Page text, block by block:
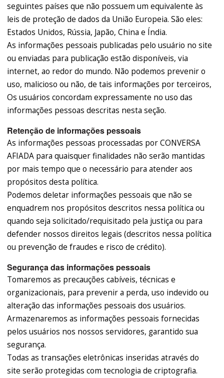
seguintes países que não possuem um equivalente às
leis de proteção de dados da União Europeia. São eles:
Estados Unidos, Rússia, Japão, China e Índia.
As informações pessoais publicadas pelo usuário no site
ou enviadas para publicação estão disponíveis, via
internet, ao redor do mundo. Não podemos prevenir o
uso, malicioso ou não, de tais informações por terceiros,
Os usuários concordam expressamente no uso das
informações pessoas descritas nesta seção.
Retenção de informações pessoais
As informações pessoas processadas por CONVERSA
AFIADA para quaisquer finalidades não serão mantidas
por mais tempo que o necessário para atender aos
propósitos desta política.
Podemos deletar informações pessoais que não se
enquadrem nos propósitos descritos nessa política ou
quando seja solicitado/requisitado pela justiça ou para
defender nossos direitos legais (descritos nessa política
ou prevenção de fraudes e risco de crédito).
Segurança das informações pessoais
Tomaremos as precauções cabíveis, técnicas e
organizacionais, para prevenir a perda, uso indevido ou
alteração das informações pessoais dos usuários.
Armazenaremos as informações pessoais fornecidas
pelos usuários nos nossos servidores, garantido sua
segurança.
Todas as transações eletrônicas inseridas através do
site serão protegidas com tecnologia de criptografia.